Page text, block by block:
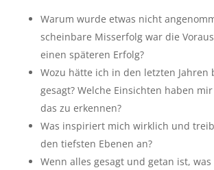
Warum wurde etwas nicht
scheinbare Misserfolg war die
einen späteren Erfolg?
Wozu hätte ich in den letzten Jahren
gesagt? Welche Einsichten haben
das zu erkennen?
Was inspiriert mich wirklich und
den tiefsten Ebenen an?
Wenn alles gesagt und getan ist,